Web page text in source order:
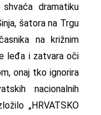
dramatiku
šatora na Trgu
na križnim
leđa i zatvara oči
onaj tko ignorira
nacionalnih
„HRVATSKO